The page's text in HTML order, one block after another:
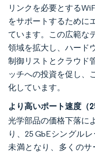
リンクを必要とする
をサポートするために
ています。この広範な
領域を拡大し、ハード
制御リストとクラウド
ッチへの投資を促し、
化しています。
より高いポート速度（
光学部品の価格下落に
り、25 GbEシングル
未満となり、多くのサ